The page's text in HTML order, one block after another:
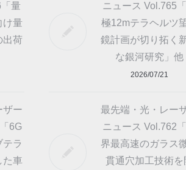
量
け量
出荷
ニュース Vol.765
極12mテラヘルツ
鏡計画が切り拓く
な銀河研究」他
2026/07/21
ザー
6G
ラ
た車
最先端・光・レー
ニュース Vol.762
界最高速のガラス
貫通穴加工技術を